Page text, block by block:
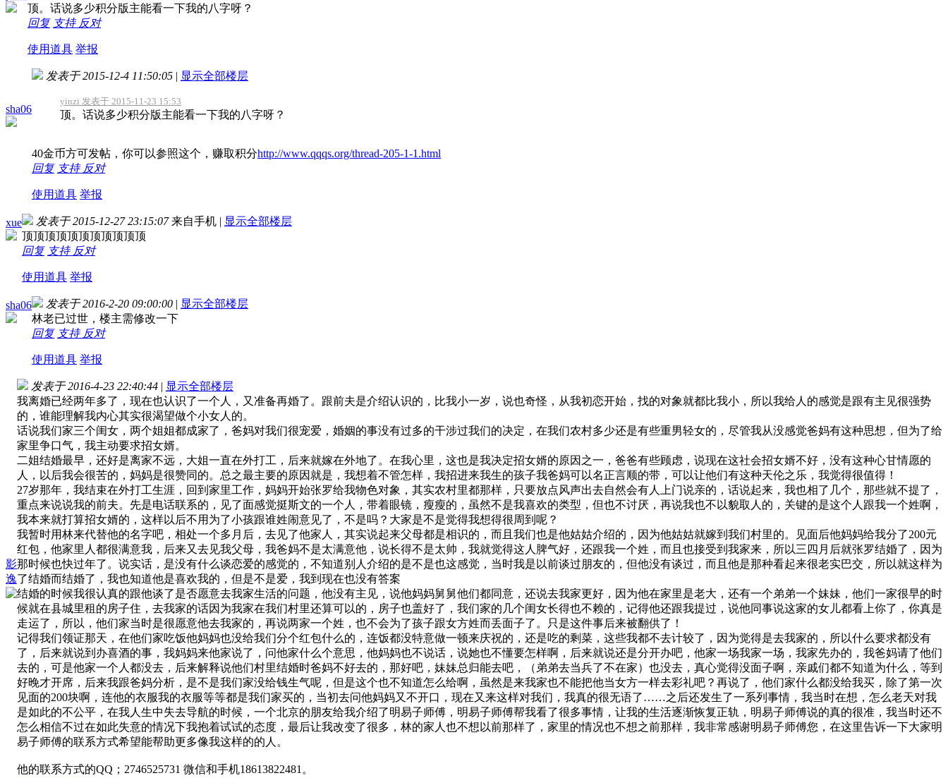
顶。话说多少积分版主能看一下我的八字呀？
回复 支持 反对
使用道具 举报
sha06
发表于 2015-12-4 11:50:05 | 显示全部楼层
yinzi 发表于 2015-11-23 15:53
顶。话说多少积分版主能看一下我的八字呀？
40金币方可发帖，你可以参照这个，赚取积分http://www.qqqs.org/thread-205-1-1.html
回复 支持 反对
使用道具 举报
xue 发表于 2015-12-27 23:15:07 来自手机 | 显示全部楼层
顶顶顶顶顶顶顶顶顶顶顶
回复 支持 反对
使用道具 举报
sha06 发表于 2016-2-20 09:00:00 | 显示全部楼层
林老已过世，楼主需修改一下
回复 支持 反对
使用道具 举报
影
逸
发表于 2016-4-23 22:40:44 | 显示全部楼层
我离婚已经两年多了，现在也认识了一个人，又准备再婚了。跟前夫是介绍认识的，比我小一岁，说也奇怪，从我初恋开始，找的对象就都比我小，所以我给人的感觉是跟有主见很强势
的，谁能理解我内心其实很渴望做个小女人的。
话说我们家三个闺女，两个姐姐都成家了，爸妈对我们很宠爱，婚姻的事没有过多的干涉过我们的决定，在我们农村多少还是有些重男轻女的，尽管我从没感觉爸妈有这种思想，但为了给
家里争口气，我主动要求招女婿。
二姐结婚最早，还好是离家不远，大姐一直在外打工，后来就嫁在外地了。在我心里，这也是我决定招女婿的原因之一，爸爸有些顾虑，说现在这社会招女婿不好，没有这种心甘情愿的
人，以后我会很苦的，妈妈是很赞同的。总之最主要的原因就是，我想着不管怎样，我招进来我生的孩子我爸妈可以名正言顺的带，可以让他们有这种天伦之乐，我觉得很值得！
27岁那年，我结束在外打工生涯，回到家里工作，妈妈开始张罗给我物色对象，其实农村里都那样，只要放点风声出去自然会有人上门说亲的，话说起来，我也相了几个，那些就不提了，
重点来说说我的前夫。先是电话联系的，见了面感觉挺斯文的一个人，带着眼镜，瘦瘦的，虽然不是我喜欢的类型，但也不讨厌，再说我也不以貌取人的，关键的是这个人跟我一个姓啊，
我本来就打算招女婿的，这样以后不用为了小孩跟谁姓闹意见了，不是吗？大家是不是觉得我想得很周到呢？
我暂时用林来代替他的名字吧，相处一个多月后，去见了他家人，其实说起来父母都是相识的，而且我们也是他姑姑介绍的，因为他姑姑就嫁到我们村里的。见面后他妈妈给我分了200元
红包，他家里人都很满意我，后来又去见我父母，我爸妈不是太满意他，说长得不是太帅，我就觉得这人脾气好，还跟我一个姓，而且也接受到我家来，所以三四月后就张罗结婚了，因为
那时候也快过年了。说实话，是没有什么谈恋爱的感觉的，不知道别人介绍的是不是也这感觉，当时我是以前谈过朋友的，但他没有谈过，而且他是那种看起来很老实巴交，所以就这样为
了结婚而结婚了，我也知道他是喜欢我的，但是不是爱，我到现在也没有答案
结婚的时候我很认真的跟他谈了是否愿意去我家生活的问题，他没有主见，说他妈妈舅舅他们都同意，还说去我家更好，因为他在家里是老大，还有一个弟弟一个妹妹，他们一家很早的时
候就在县城里租的房子住，去我家的话因为我家在我们村里还算可以的，房子也盖好了，我们家的几个闺女长得也不赖的，记得他还跟我提过，说他同事说这家的女儿都看上你了，你真是
走运了，所以，他们家当时是很愿意他去我家的，再说两家一个姓，也不会为了孩子跟女方姓而丢面子了。只是这件事后来被翻供了！
记得我们领证那天，在他们家吃饭他妈妈也没给我们分个红包什么的，连饭都没特意做一顿来庆祝的，还是吃的剩菜，这些我都不去计较了，因为觉得是去我家的，所以什么要求都没有
了，后来就说到办喜酒的事，我妈妈来他家说了，问他家什么个意思，他妈妈也不说话，说她也不懂要怎样啊，后来就说还是分开办吧，他家一场我家一场，我家先办的，我爸妈请了他们
去的，可是他家一个人都没去，后来解释说他们村里结婚时爸妈不好去的，那好吧，妹妹总归能去吧，（弟弟去当兵了不在家）也没去，真心觉得没面子啊，亲戚们都不知道为什么，等到
好晚才开席，后来我跟爸妈分析，是不是我们家没给钱生气呢，但是这个也不知道怎么给啊，虽然是来我家也不能把他当女方一样去彩礼吧？再说了，他们家什么都没给我买，除了第一次
见面的200块啊，连他的衣服我的衣服等等都是我们家买的，当初去问他妈妈又不开口，现在又来这样对我们，我真的很无语了……之后还发生了一系列事情，我当时在想，怎么老天对我
是如此的不公平，在我人生中失去导航的时候，一个北京的朋友给我介绍了明易子师傅，明易子师傅帮我看了很多事情，让我的生活逐渐恢复正轨，明易子师傅说的真的很准，我当时还不
怎么相信不过在如此失意的情况下我抱着试试的态度，最后让我改变了很多，林的家人也不想以前那样了，家里的情况也不想之前那样，我非常感谢明易子师傅您，在这里告诉一下大家明
易子师傅的联系方式希望能帮助更多像我这样的的人。
他的联系方式的QQ；2746525731 微信和手机18613822481。